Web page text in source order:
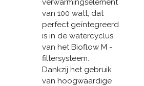
van 100 watt, dat
perfect geïntegreerd
is in de watercyclus
van het Bioflow M -
filtersysteem.
Dankzij het gebruik
van hoogwaardige